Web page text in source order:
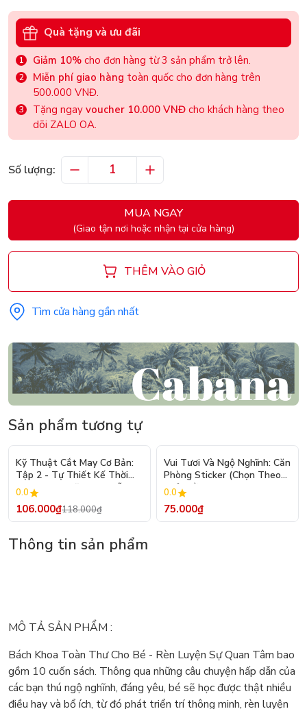
Quà tặng và ưu đãi
Giảm 10% cho đơn hàng từ 3 sản phẩm trở lên.
Miễn phí giao hàng toàn quốc cho đơn hàng trên
500.000 VNĐ.
Tặng ngay voucher 10.000 VNĐ cho khách hàng theo
dõi ZALO OA.
Số lượng:
MUA NGAY
(Giao tận nơi hoặc nhận tại cửa hàng)
THÊM VÀO GIỎ
Tìm cửa hàng gần nhất
Sản phẩm tương tự
- 10%
Kỹ Thuật Cắt May Cơ Bản:
Tập 2 - Tự Thiết Kế Thời
Trang Nam Nữ - Tạo Mẫu
Rập - Kỹ Thuật Nhảy Size
0.0
106.000₫118.000₫
Vui Tươi Và Ngộ Nghĩnh: Căn
Phòng Sticker (Chọn Theo
Chủ Đề) - Hơn 250 Sticker
0.0
75.000₫
Thông tin sản phẩm
MÔ TẢ SẢN PHẨM :
Bách Khoa Toàn Thư Cho Bé - Rèn Luyện Sự Quan Tâm bao
gồm 10 cuốn sách. Thông qua những câu chuyện hấp dẫn của
các bạn thú ngộ nghĩnh, đáng yêu, bé sẽ học được thật nhiều
điều hay và bổ ích, từ đó phát triển trí thông minh, rèn luyện